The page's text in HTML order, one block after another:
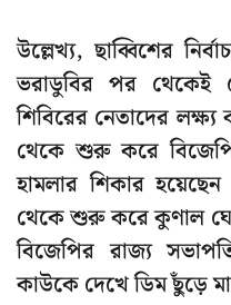
উল্লেখ্য, ছাব্বিশের
ভরাডুবির পর থেকেই
শিবিরের নেতাদের
থেকে শুরু করে
হামলার শিকার
থেকে শুরু করে কুণাল
বিজেপির রাজ্য
কাউকে দেখে ডিম ছুঁড়ে